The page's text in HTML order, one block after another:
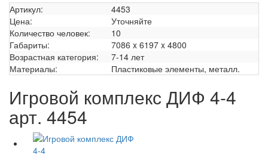
Артикул:
4453
Цена:
Уточняйте
Количество человек:
10
Габариты:
7086 x 6197 x 4800
Возрастная категория:
7-14 лет
Материалы:
Пластиковые элементы, металл.
Игровой комплекс ДИФ 4-4
арт. 4454